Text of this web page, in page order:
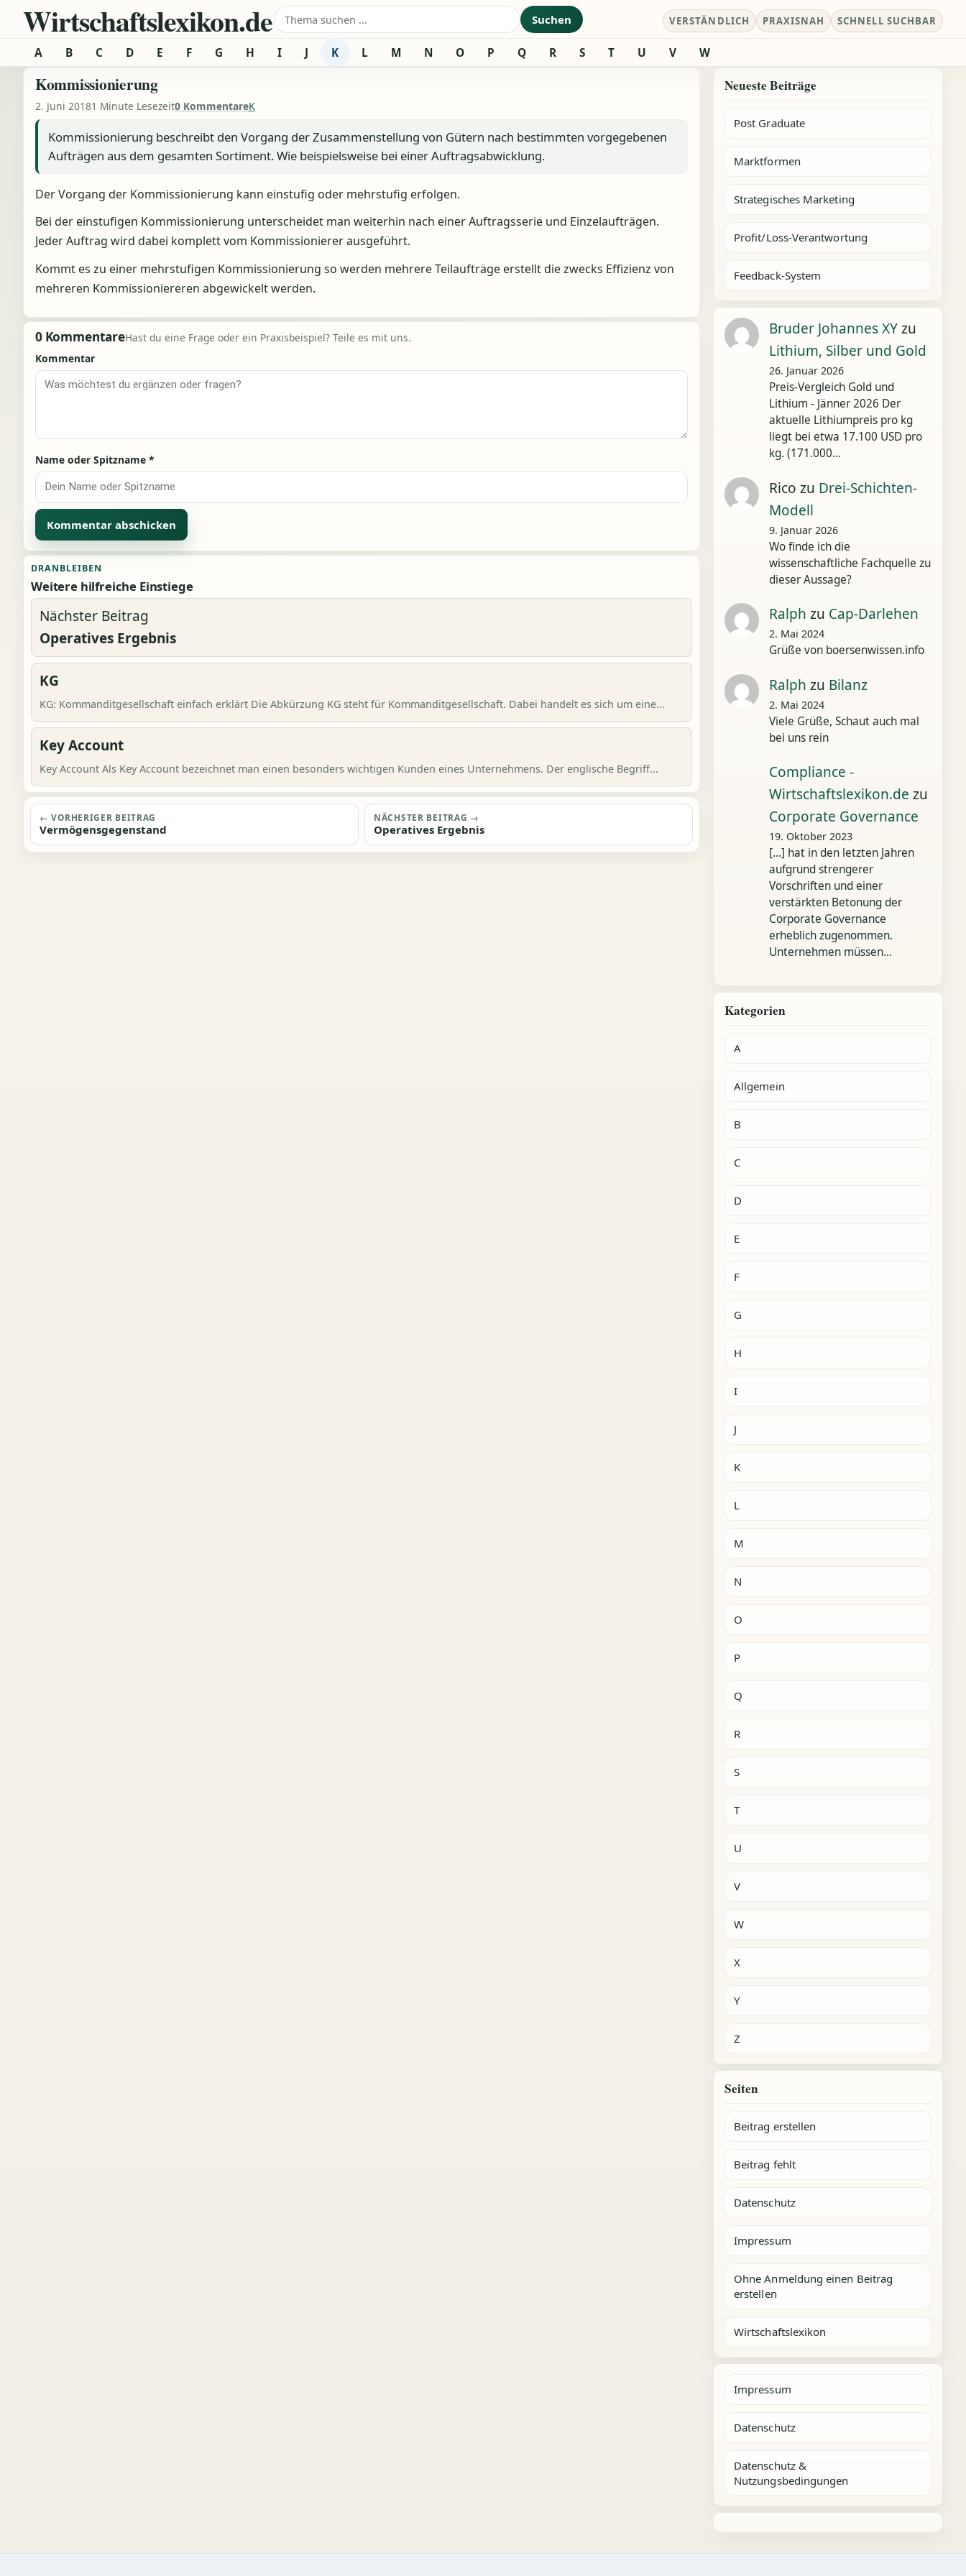
Zum Inhalt springen
Wirtschaftslexikon.deSuche nach: Suchen VERSTÄNDLICH PRAXISNAH SCHNELL SUCHBAR
A B C D E F G H I J K L M N O P Q R S T U V W
Kommissionierung
2. Juni 20181 Minute Lesezeit0 KommentareK
Kommissionierung beschreibt den Vorgang der Zusammenstellung von Gütern nach bestimmten vorgegebenen
Aufträgen aus dem gesamten Sortiment. Wie beispielsweise bei einer Auftragsabwicklung.
Der Vorgang der Kommissionierung kann einstufig oder mehrstufig erfolgen.
Bei der einstufigen Kommissionierung unterscheidet man weiterhin nach einer Auftragsserie und Einzelaufträgen.
Jeder Auftrag wird dabei komplett vom Kommissionierer ausgeführt.
Kommt es zu einer mehrstufigen Kommissionierung so werden mehrere Teilaufträge erstellt die zwecks Effizienz von
mehreren Kommissioniereren abgewickelt werden.
0 KommentareHast du eine Frage oder ein Praxisbeispiel? Teile es mit uns.
Kommentar
Name oder Spitzname *
Alternative:
DRANBLEIBEN
Weitere hilfreiche Einstiege
Nächster Beitrag
Operatives Ergebnis
KG
KG: Kommanditgesellschaft einfach erklärt Die Abkürzung KG steht für Kommanditgesellschaft. Dabei handelt es sich um eine...
Key Account
Key Account Als Key Account bezeichnet man einen besonders wichtigen Kunden eines Unternehmens. Der englische Begriff...
Beitragsnavigation
← VORHERIGER BEITRAG
Vermögensgegenstand
NÄCHSTER BEITRAG →
Operatives Ergebnis
Neueste Beiträge
Post Graduate
Marktformen
Strategisches Marketing
Profit/Loss-Verantwortung
Feedback-System
Bruder Johannes XYzu
Lithium, Silber und Gold
26. Januar 2026
Preis-Vergleich Gold und
Lithium - Jänner 2026 Der
aktuelle Lithiumpreis pro kg
liegt bei etwa 17.100 USD pro
kg. (171.000…
Rico zu Drei-Schichten-
Modell
9. Januar 2026
Wo finde ich die
wissenschaftliche Fachquelle zu
dieser Aussage?
Ralph zu Cap-Darlehen
2. Mai 2024
Grüße von boersenwissen.info
Ralph zu Bilanz
2. Mai 2024
Viele Grüße, Schaut auch mal
bei uns rein
Compliance -
Wirtschaftslexikon.de zu
Corporate Governance
19. Oktober 2023
[…] hat in den letzten Jahren
aufgrund strengerer
Vorschriften und einer
verstärkten Betonung der
Corporate Governance
erheblich zugenommen.
Unternehmen müssen…
Kategorien
A
Allgemein
B
C
D
E
F
G
H
I
J
K
L
M
N
O
P
Q
R
S
T
U
V
W
X
Y
Z
Seiten
Beitrag erstellen
Beitrag fehlt
Datenschutz
Impressum
Ohne Anmeldung einen Beitrag
erstellen
Wirtschaftslexikon
Impressum
Datenschutz
Datenschutz &
Nutzungsbedingungen